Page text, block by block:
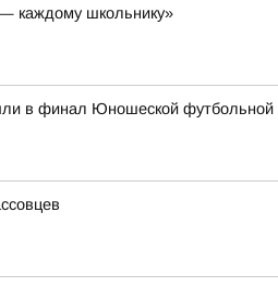
каждому школьнику»
в финал Юношеской футбольной